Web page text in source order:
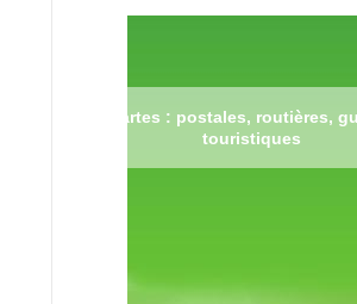
Cartes : postales, routières,
touristiques